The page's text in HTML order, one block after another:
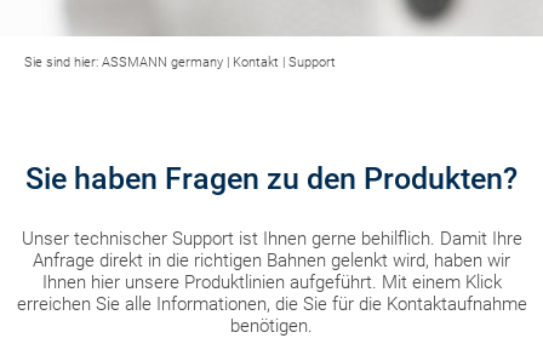
Sie sind hier: ASSMANN germany | Kontakt | Support
Sie haben Fragen zu den Produkten?
Unser technischer Support ist Ihnen gerne behilflich. Damit Ihre
Anfrage direkt in die richtigen Bahnen gelenkt wird, haben wir
Ihnen hier unsere Produktlinien aufgeführt. Mit einem Klick
erreichen Sie alle Informationen, die Sie für die Kontaktaufnahme
benötigen.